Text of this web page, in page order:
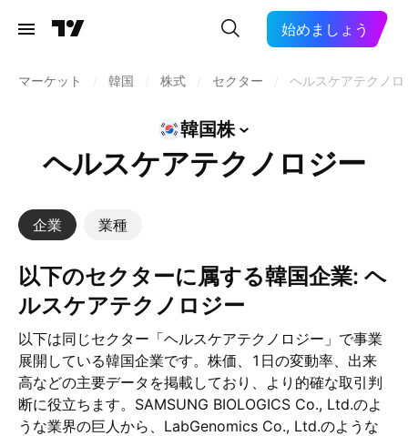
始めましょう
マーケット 韓国 株式 セクター ヘルスケアテクノロ
韓国株
ヘルスケアテクノロジー
企業 業種
以下のセクターに属する韓国企業: ヘ
ルスケアテクノロジー
以下は同じセクター「ヘルスケアテクノロジー」で事業
展開している韓国企業です。株価、1日の変動率、出来
高などの主要データを掲載しており、より的確な取引判
断に役立ちます。SAMSUNG BIOLOGICS Co., Ltd.のよ
うな業界の巨人から、LabGenomics Co., Ltd.のような